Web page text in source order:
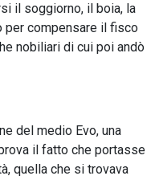
il soggiorno, il boia, la
per compensare il fisco
nobiliari di cui poi andò
del medio Evo, una
il fatto che portasse
quella che si trovava